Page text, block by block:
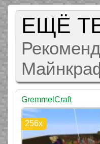
ЕЩЁ
GremmelCraft
256x